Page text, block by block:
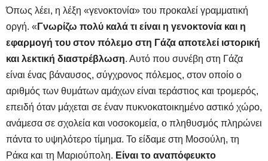
Όπως λέει, η λέξη «γενοκτονία» του προκαλεί γραμματική
οργή. « Γνωρίζω πολύ καλά τι είναι η γενοκτονία και η
εφαρμογή του στον πόλεμο στη Γάζα αποτελεί ιστορική
και λεκτική διαστρέβλωση. Αυτό που συνέβη στη Γάζα
είναι ένας βάναυσος, σύγχρονος πόλεμος, στον οποίο ο
αριθμός των θυμάτων αμάχων είναι τεράστιος και τρομερός,
επειδή όταν μάχεται σε έναν πυκνοκατοικημένο αστικό χώρο,
ανάμεσα σε σχολεία και νοσοκομεία, ο πληθυσμός πληρώνει
πάντα το υψηλότερο τίμημα. Το είδαμε στη Μοσούλη, τη
Ράκα και τη Μαριούπολη. Είναι το αναπόφευκτο